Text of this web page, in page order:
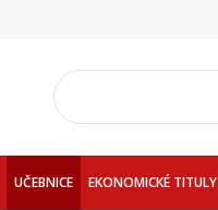
UČEBNICE EKONOMICKÉ TITULY